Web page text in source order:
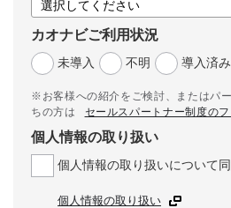
カオナビご利用状況
未導入
不明 導入済み
※お客様への紹介をご検討、またはパ
ちの方は
セールスパートナー制度の
個人情報の取り扱い
個人情報の取り扱いについて同
個人情報の取り扱い